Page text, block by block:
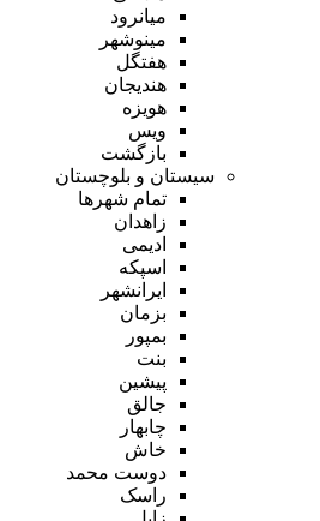
میانرود
مینوشهر
هفتگل
هندیجان
هویزه
ویس
بازگشت
سیستان و بلوچستان
تمام شهر‌ها
زاهدان
ادیمی
اسپکه
ایرانشهر
بزمان
بمپور
بنت
پیشین
جالق
چابهار
خاش
دوست محمد
راسک